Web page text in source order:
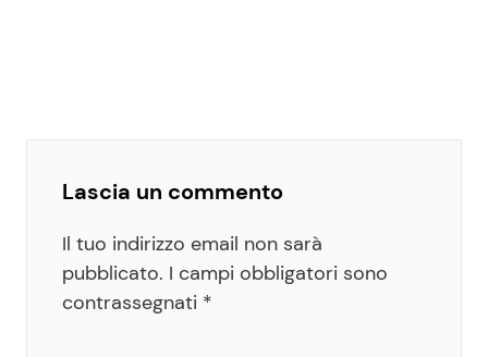
Lascia un commento
Il tuo indirizzo email non sarà
pubblicato. I campi obbligatori sono
contrassegnati *